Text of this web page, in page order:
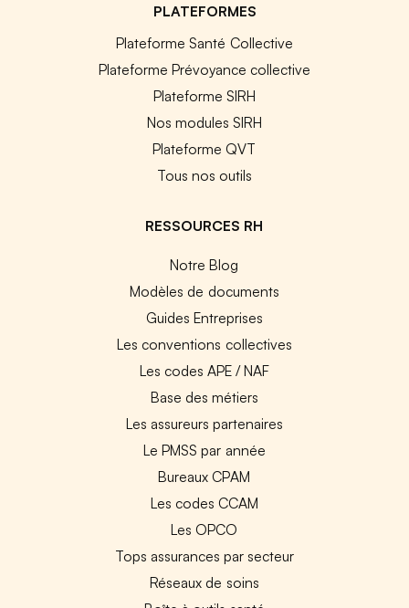
PLATEFORMES
Plateforme Santé Collective
Plateforme Prévoyance collective
Plateforme SIRH
Nos modules SIRH
Plateforme QVT
Tous nos outils
RESSOURCES RH
Notre Blog
Modèles de documents
Guides Entreprises
Les conventions collectives
Les codes APE / NAF
Base des métiers
Les assureurs partenaires
Le PMSS par année
Bureaux CPAM
Les codes CCAM
Les OPCO
Tops assurances par secteur
Réseaux de soins